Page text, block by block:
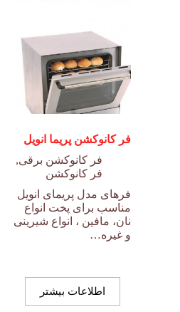
فر کانوکشن پریما انویل
فر کانوکشن برقی,
فر کانوکشن
فرهای مدل پریمای انویل
مناسب برای پخت انواع
نان، مافین ، انواع شیرینی
و غیره…
اطلاعات بیشتر